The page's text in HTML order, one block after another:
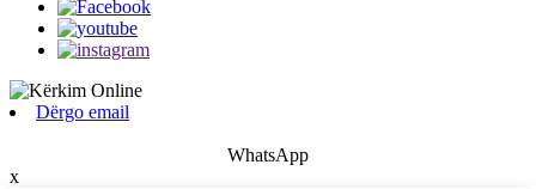
Dërgo email
WhatsApp
x